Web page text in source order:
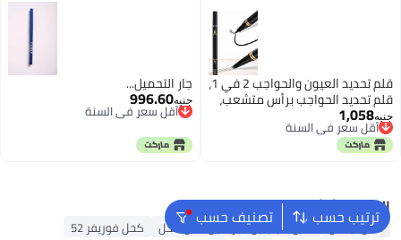
قلم تحديد العيون والحواجب 2 في 1،
قلم تحديد الحواجب برأس متشعب،
يدوم طويلاً ومقاوم للماء، (كحل
أسود - حواجب بنية داكنة)
جنيه1,058
أقل سعر في السنة
توصيل مجاني
أقل سعر في السنة
جارٍ التحميل...
جنيه996.60
أقل سعر في السنة
توصيل مجاني
ترتيب حسب تصنيف حسب البحث الشائع
كحل نيكس كحل مايبيلين ريميل لندن كحل كحل فوريفر 52